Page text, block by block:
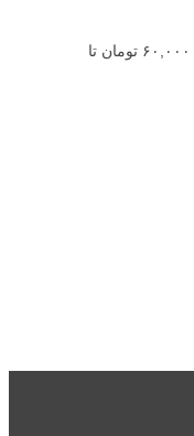
محدوده قیمت: ۶۰,۰۰۰ تومان تا